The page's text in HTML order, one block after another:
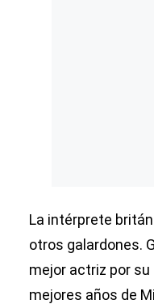
La intérprete
otros galardones.
mejor actriz por su
mejores años de